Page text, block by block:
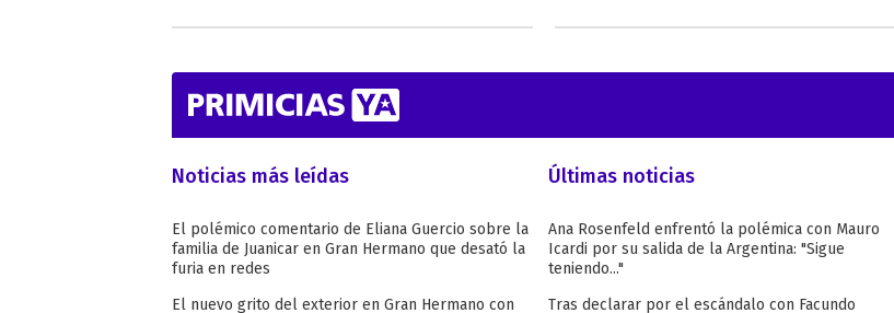
Noticias más leídas
El polémico comentario de Eliana Guercio sobre la
familia de Juanicar en Gran Hermano que desató la
furia en redes
El nuevo grito del exterior en Gran Hermano con
Últimas noticias
Ana Rosenfeld enfrentó la polémica con Mauro
Icardi por su salida de la Argentina: "Sigue
teniendo..."
Tras declarar por el escándalo con Facundo